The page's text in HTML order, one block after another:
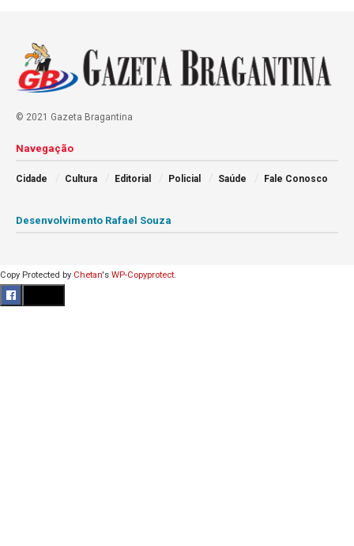
© 2021 Gazeta Bragantina
Navegação
Cidade Cultura Editorial Policial Saúde Fale Conosco
Desenvolvimento Rafael Souza
Copy Protected by Chetan's WP-Copyprotect.